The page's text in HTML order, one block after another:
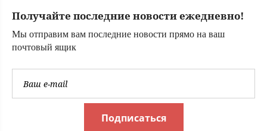
Получайте последние новости ежедневно!
Мы отправим вам последние новости прямо на ваш
почтовый ящик
Подписаться